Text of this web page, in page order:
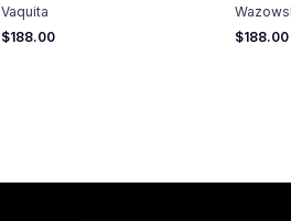
Vaquita
$188.00
$188.00